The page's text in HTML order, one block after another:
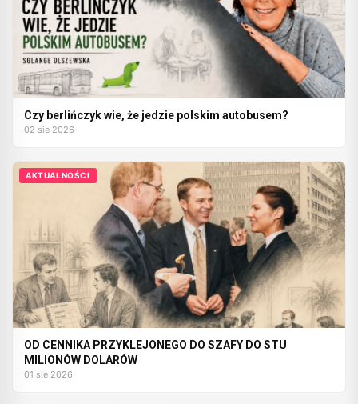
Czy berlińczyk wie, że jedzie polskim autobusem?
02 sie 2026
AKTUALNOŚCI
OD CENNIKA PRZYKLEJONEGO DO SZAFY DO STU
MILIONÓW DOLARÓW
01 sie 2026